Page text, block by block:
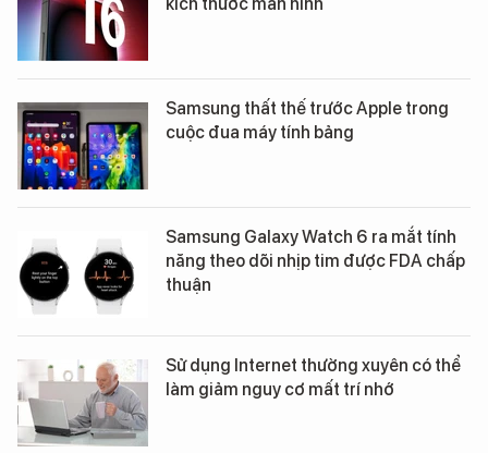
kích thước màn hình
Samsung thất thế trước Apple trong
cuộc đua máy tính bảng
Samsung Galaxy Watch 6 ra mắt tính
năng theo dõi nhịp tim được FDA chấp
thuận
Sử dụng Internet thường xuyên có thể
làm giảm nguy cơ mất trí nhớ